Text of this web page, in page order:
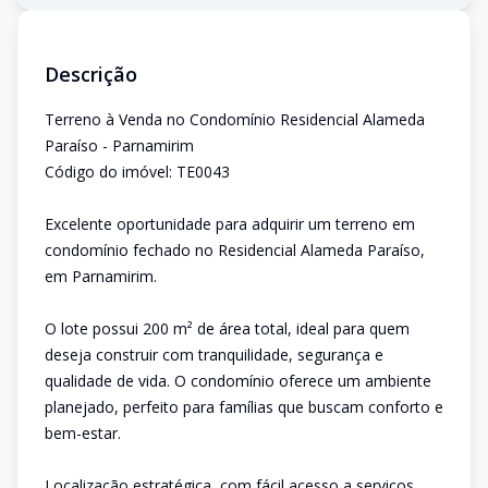
Descrição
Terreno à Venda no Condomínio Residencial Alameda
Paraíso - Parnamirim
Código do imóvel: TE0043
Excelente oportunidade para adquirir um terreno em
condomínio fechado no Residencial Alameda Paraíso,
em Parnamirim.
O lote possui 200 m² de área total, ideal para quem
deseja construir com tranquilidade, segurança e
qualidade de vida. O condomínio oferece um ambiente
planejado, perfeito para famílias que buscam conforto e
bem-estar.